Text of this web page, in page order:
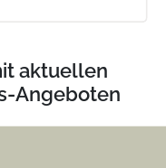
aktuellen
Angeboten